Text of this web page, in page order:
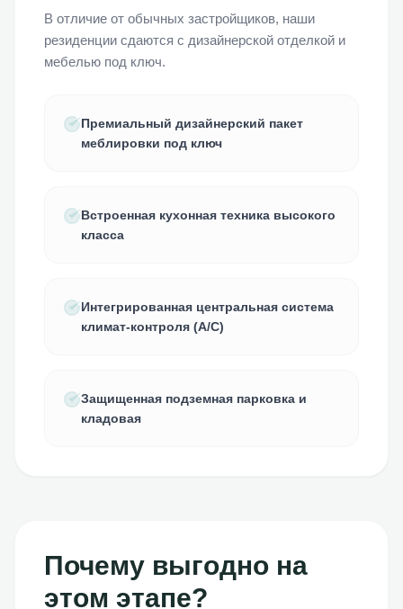
В отличие от обычных застройщиков, наши
резиденции сдаются с дизайнерской отделкой и
мебелью под ключ.
Премиальный дизайнерский пакет
меблировки под ключ
Встроенная кухонная техника высокого
класса
Интегрированная центральная система
климат-контроля (A/C)
Защищенная подземная парковка и
кладовая
Почему выгодно на
этом этапе?